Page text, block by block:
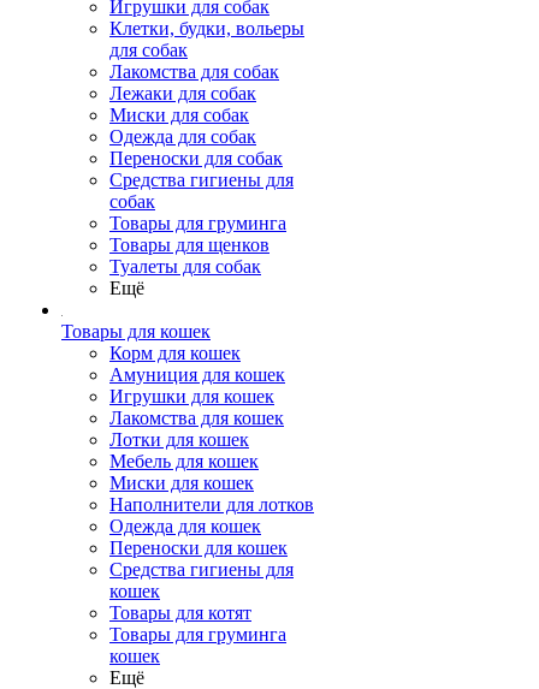
Игрушки для собак
Клетки, будки, вольеры
для собак
Лакомства для собак
Лежаки для собак
Миски для собак
Одежда для собак
Переноски для собак
Средства гигиены для
собак
Товары для груминга
Товары для щенков
Туалеты для собак
Ещё
Товары для кошек
Корм для кошек
Амуниция для кошек
Игрушки для кошек
Лакомства для кошек
Лотки для кошек
Мебель для кошек
Миски для кошек
Наполнители для лотков
Одежда для кошек
Переноски для кошек
Средства гигиены для
кошек
Товары для котят
Товары для груминга
кошек
Ещё